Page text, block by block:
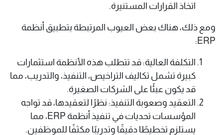
اتخاذ القرارات المستنيرة. ​
ومع ذلك، هناك بعض العيوب المرتبطة بتطبيق أنظمة
ERP:​
التكلفة العالية: قد تتطلب هذه الأنظمة استثمارات
كبيرة تشمل تكاليف التراخيص، التنفيذ، والتدريب، مما
قد يكون عبئًا على الشركات الصغيرة. ​
التعقيد وصعوبة التنفيذ: نظرًا لتعقيدها، قد تواجه
المؤسسات تحديات في تنفيذ أنظمة ERP، مما
يستلزم تخطيطًا دقيقًا وتدريبًا مكثفًا للموظفين. ​